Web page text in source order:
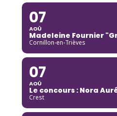
07
AOÛ
Madeleine Fournier
Cornillon-en-Trièves
07
AOÛ
Le concours : Nora
Crest